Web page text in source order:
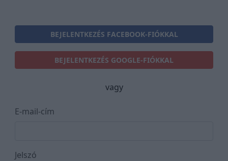
BEJELENTKEZÉS FACEBOOK-FIÓKKAL
BEJELENTKEZÉS GOOGLE-FIÓKKAL
vagy
E-mail-cím
Jelszó